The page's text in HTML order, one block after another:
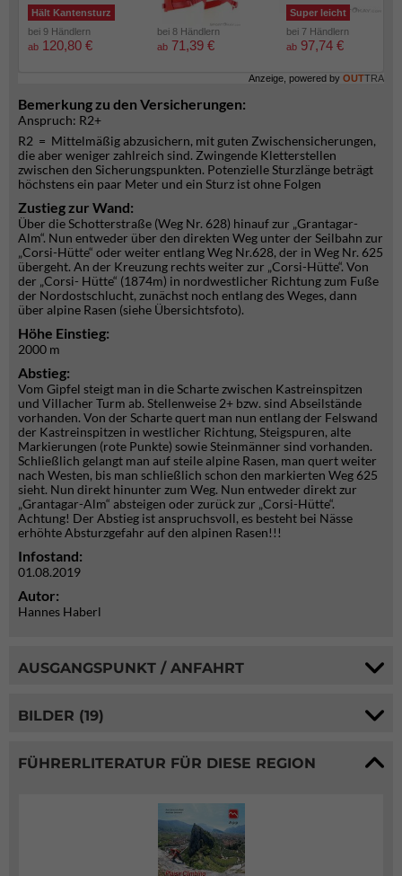
Hält Kantensturz
bei 9 Händlern
ab 120,80 €
bei 8 Händlern
ab 71,39 €
Super leicht
bei 7 Händlern
ab 97,74 €
Anzeige, powered by OUTTRA
Bemerkung zu den Versicherungen:
Anspruch: R2+
R2 = Mittelmäßig abzusichern, mit guten Zwischensicherungen,
die aber weniger zahlreich sind. Zwingende Kletterstellen
zwischen den Sicherungspunkten. Potenzielle Sturzlänge beträgt
höchstens ein paar Meter und ein Sturz ist ohne Folgen
Zustieg zur Wand:
Über die Schotterstraße (Weg Nr. 628) hinauf zur „Grantagar-
Alm“. Nun entweder über den direkten Weg unter der Seilbahn zur
„Corsi-Hütte“ oder weiter entlang Weg Nr.628, der in Weg Nr. 625
übergeht. An der Kreuzung rechts weiter zur „Corsi-Hütte“. Von
der „Corsi- Hütte“ (1874m) in nordwestlicher Richtung zum Fuße
der Nordostschlucht, zunächst noch entlang des Weges, dann
über alpine Rasen (siehe Übersichtsfoto).
Höhe Einstieg:
2000 m
Abstieg:
Vom Gipfel steigt man in die Scharte zwischen Kastreinspitzen
und Villacher Turm ab. Stellenweise 2+ bzw. sind Abseilstände
vorhanden. Von der Scharte quert man nun entlang der Felswand
der Kastreinspitzen in westlicher Richtung, Steigspuren, alte
Markierungen (rote Punkte) sowie Steinmänner sind vorhanden.
Schließlich gelangt man auf steile alpine Rasen, man quert weiter
nach Westen, bis man schließlich schon den markierten Weg 625
sieht. Nun direkt hinunter zum Weg. Nun entweder direkt zur
„Grantagar-Alm“ absteigen oder zurück zur „Corsi-Hütte“.
Achtung! Der Abstieg ist anspruchsvoll, es besteht bei Nässe
erhöhte Absturzgefahr auf den alpinen Rasen!!!
Infostand:
01.08.2019
Autor:
Hannes Haberl
AUSGANGSPUNKT / ANFAHRT
BILDER (19)
FÜHRERLITERATUR FÜR DIESE REGION